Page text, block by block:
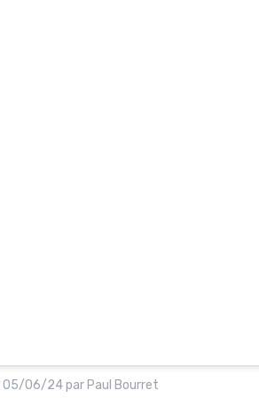
05/06/24par Paul Bourret